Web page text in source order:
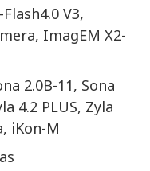
V3,
ImagEM X2-
2.0B-11, Sona
4.2 PLUS, Zyla
iKon-M